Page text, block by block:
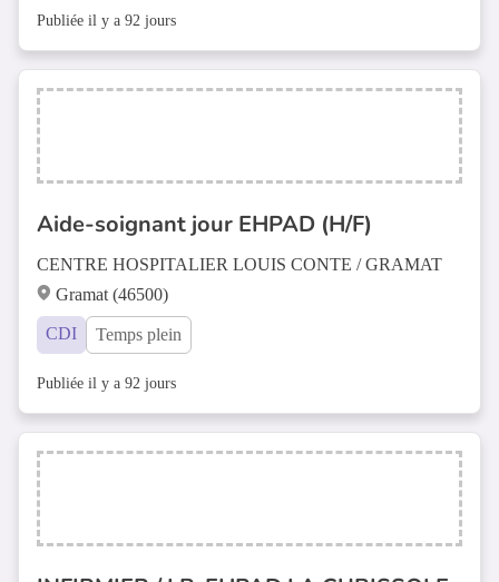
Publiée il y a 92 jours
Aide-soignant jour EHPAD (H/F)
CENTRE HOSPITALIER LOUIS CONTE / GRAMAT
Gramat (46500)
CDI Temps plein
Publiée il y a 92 jours